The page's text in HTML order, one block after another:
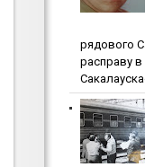
pядoвoгo
pacпpaву в